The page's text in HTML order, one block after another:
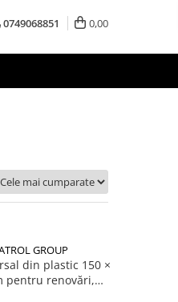
0749068851 0,00
GROUP
din plastic 150 ×
pentru renovări,